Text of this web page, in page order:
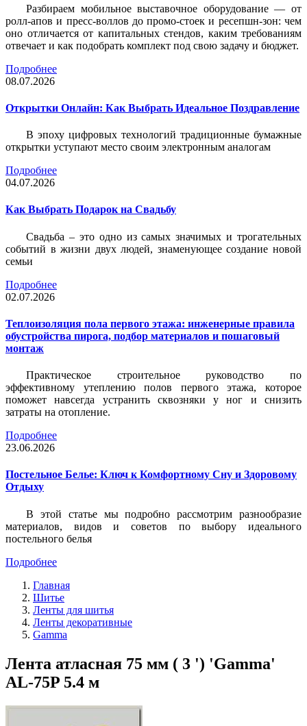
Разбираем мобильное выставочное оборудование — от
ролл-апов и пресс-воллов до промо-стоек и ресепшн-зон: чем
оно отличается от капитальных стендов, каким требованиям
отвечает и как подобрать комплект под свою задачу и бюджет.
Подробнее
08.07.2026
Открытки Онлайн: Как Выбрать Идеальное Поздравление
В эпоху цифровых технологий традиционные бумажные
открытки уступают место своим электронным аналогам
Подробнее
04.07.2026
Как Выбрать Подарок на Свадьбу
Свадьба – это одно из самых значимых и трогательных
событий в жизни двух людей, знаменующее создание новой
семьи
Подробнее
02.07.2026
Теплоизоляция пола первого этажа: инженерные правила
обустройства пирога, подбор материалов и пошаговый
монтаж
Практическое строительное руководство по
эффективному утеплению полов первого этажа, которое
поможет навсегда устранить сквозняки у ног и снизить
затраты на отопление.
Подробнее
23.06.2026
Постельное Белье: Ключ к Комфортному Сну и Здоровому
Отдыху
В этой статье мы подробно рассмотрим разнообразие
материалов, видов и советов по выбору идеального
постельного белья
Подробнее
Главная
Шитье
Ленты для шитья
Ленты декоративные
Gamma
Лента атласная 75 мм ( 3 ') 'Gamma'
AL-75P 5.4 м